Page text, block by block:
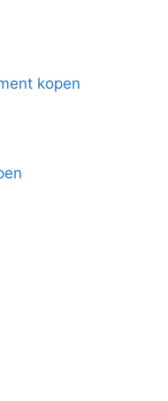
kopen